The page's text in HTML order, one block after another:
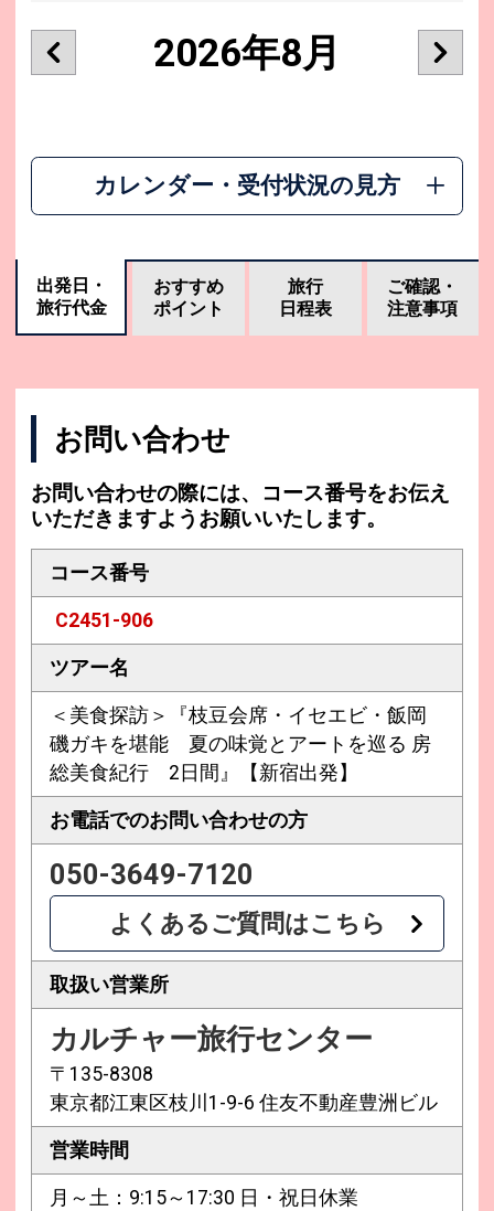
2026年8月
カレンダー・受付状況の見方
出発日・
旅行代金
おすすめ
ポイント
旅行
日程表
ご確認・
注意事項
お問い合わせ
お問い合わせの際には、コース番号をお伝え
いただきますようお願いいたします。
コース番号
C2451-906
ツアー名
＜美食探訪＞『枝豆会席・イセエビ・飯岡
磯ガキを堪能 夏の味覚とアートを巡る 房
総美食紀行 2日間』【新宿出発】
お電話でのお問い合わせの方
050-3649-7120
よくあるご質問はこちら
取扱い営業所
カルチャー旅行センター
〒135-8308
東京都江東区枝川1-9-6 住友不動産豊洲ビル
営業時間
月～土：9:15～17:30 日・祝日休業